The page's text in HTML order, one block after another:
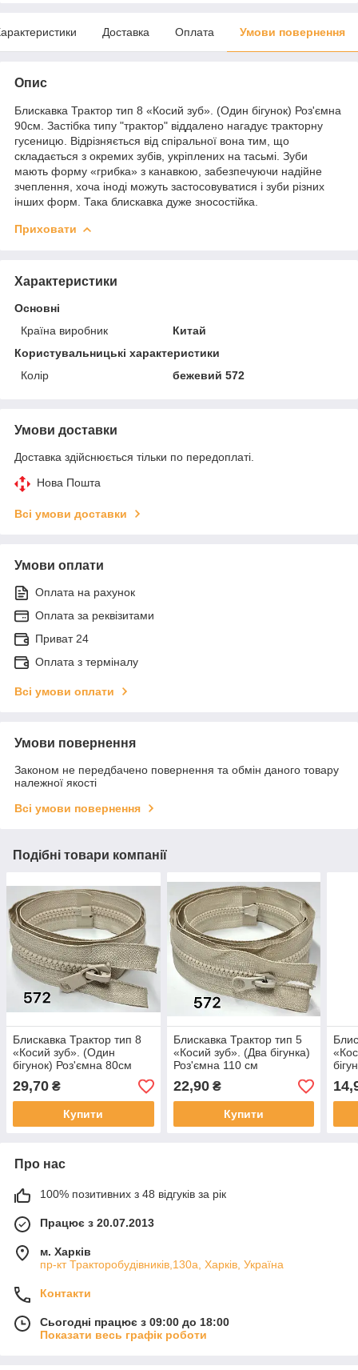
Доставка Оплата Умови повернення
Опис
Блискавка Трактор тип 8 «Косий зуб». (Один бігунок) Роз'ємна
90см. Застібка типу "трактор" віддалено нагадує тракторну
гусеницю. Відрізняється від спіральної вона тим, що
складається з окремих зубів, укріплених на тасьмі. Зуби
мають форму «грибка» з канавкою, забезпечуючи надійне
зчеплення, хоча іноді можуть застосовуватися і зуби різних
інших форм. Така блискавка дуже зносостійка.
Приховати
Характеристики
Основні
Країна виробник
Китай
Користувальницькі характеристики
Колір
бежевий 572
Умови доставки
Доставка здійснюється тільки по передоплаті.
Нова Пошта
Всі умови доставки
Умови оплати
Оплата на рахунок
Оплата за реквізитами
Приват 24
Оплата з терміналу
Всі умови оплати
Умови повернення
Законом не передбачено повернення та обмін даного товару
належної якості
Всі умови повернення
Подібні товари компанії
Блискавка Трактор тип 8
«Косий зуб». (Один
бігунок) Роз'ємна 80см
29,70 ₴
Купити
Блискавка Трактор тип 5
«Косий зуб». (Два бігунка)
Роз'ємна 110 см
22,90₴
Купити
Про нас
100% позитивних з 48 відгуків за рік
Працює з 20.07.2013
м. Харків
пр-кт Тракторобудівників,130а, Харків, Україна
Контакти
Сьогодні працює з 09:00 до 18:00
Показати весь графік роботи